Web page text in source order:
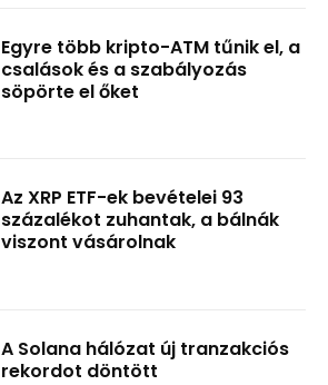
Egyre több kripto-ATM tűnik el, a
csalások és a szabályozás
söpörte el őket
Az XRP ETF-ek bevételei 93
százalékot zuhantak, a bálnák
viszont vásárolnak
A Solana hálózat új tranzakciós
rekordot döntött